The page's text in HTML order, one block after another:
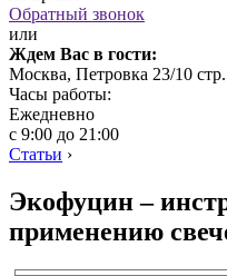
Обратный звонок
или
Ждем Вас в гости:
Москва, Петровка 23/10
Часы работы:
Ежедневно
с 9:00 до 21:00
Статьи ›
Экофуцин –
применению